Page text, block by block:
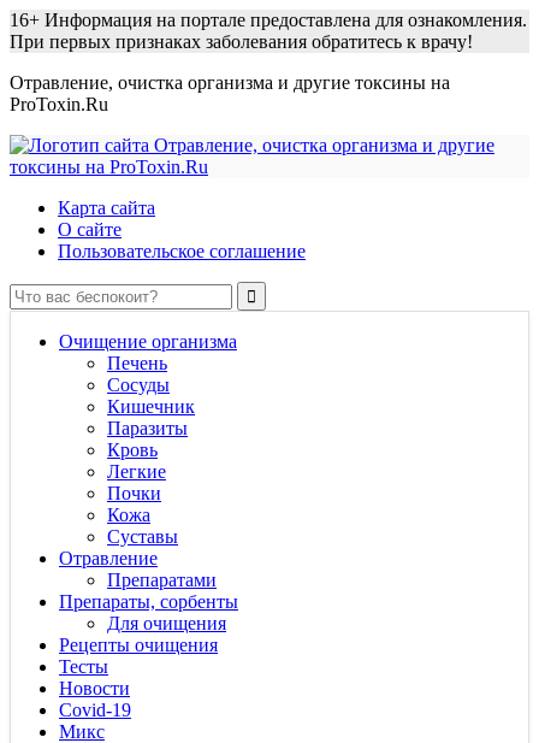
16+ Информация на портале предоставлена для ознакомления.
При первых признаках заболевания обратитесь к врачу!
Отравление, очистка организма и другие токсины на
ProToxin.Ru
Карта сайта
О сайте
Пользовательское соглашение
Очищение организма
Печень
Сосуды
Кишечник
Паразиты
Кровь
Легкие
Почки
Кожа
Суставы
Отравление
Препаратами
Препараты, сорбенты
Для очищения
Рецепты очищения
Тесты
Новости
Covid-19
Микс